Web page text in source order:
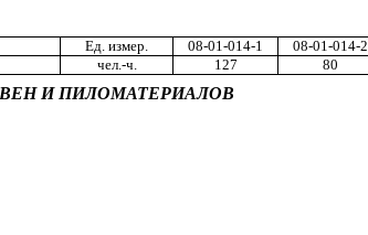
Ед измер 08-01-014-1 08-01-014-2
чел.-ч 1 27 80
И ПИЛОМАТЕРИАЛОВ